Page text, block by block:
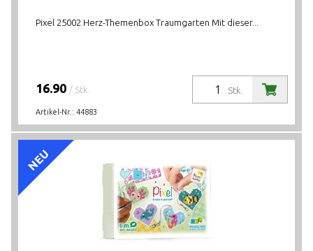
Pixel 25002 Herz-Themenbox Traumgarten Mit dieser...
Stk.
16.90 / Stk.
Artikel-Nr.: 44883
NEU